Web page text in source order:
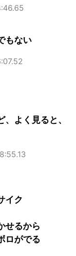
もない
よく見ると、
イク
せるから
ロがでる